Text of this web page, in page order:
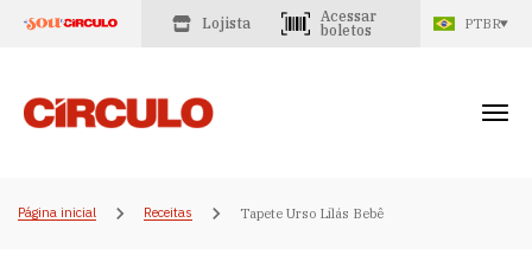
Lojista
Acessar
boletos
PTBR
Página inicial Receitas Tapete Urso Lilás Bebê